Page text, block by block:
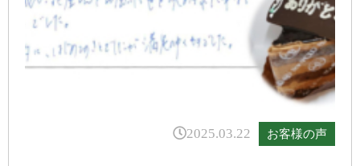
2025.03.22 お客様の声